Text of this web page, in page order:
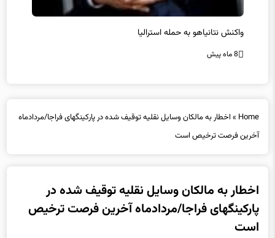
واکنش نتانیاهو به حمله استرالیا
8 ماه پیش
Home
» اخطار به مالکان وسایل نقلیه توقیف شده در پارکینگهای فراجا/مردادماه
آخرین فرصت ترخیص است
اخطار به مالکان وسایل نقلیه توقیف شده در
پارکینگهای فراجا/مردادماه آخرین فرصت ترخیص
است